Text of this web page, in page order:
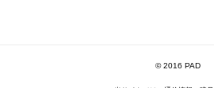
© 2016 PAD